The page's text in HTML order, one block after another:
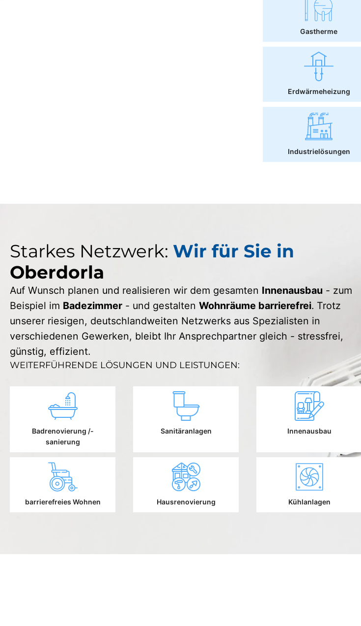
Gastherme
Erdwärmeheizung
Industrielösungen
Starkes Netzwerk: Wir für Sie in
Oberdorla
Auf Wunsch planen und realisieren wir dem gesamten Innenausbau - zum
Beispiel im Badezimmer - und gestalten Wohnräume barrierefrei. Trotz
unserer riesigen, deutschlandweiten Netzwerks aus Spezialisten in
verschiedenen Gewerken, bleibt Ihr Ansprechpartner gleich - stressfrei,
günstig, effizient.
WEITERFÜHRENDE LÖSUNGEN UND LEISTUNGEN:
Badrenovierung /-
sanierung
Sanitäranlagen Innenausbau
barrierefreies Wohnen Hausrenovierung Kühlanlagen